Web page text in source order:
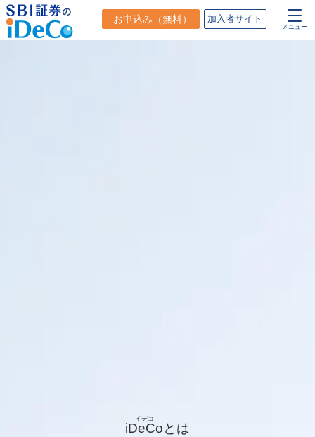
メニュー
加入者サイト
お申込み （無料）
iDeCoとは